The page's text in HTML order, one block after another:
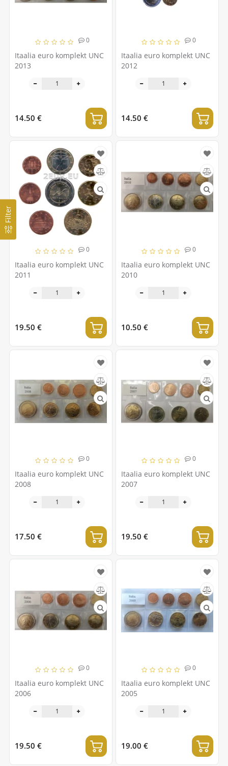
Filter
0
Itaalia euro komplekt UNC
2013
14.50 €
0
Itaalia euro komplekt UNC
2012
14.50 €
0
Itaalia euro komplekt UNC
2011
19.50 €
0
Itaalia euro komplekt UNC
2010
10.50 €
0
Itaalia euro komplekt UNC
2008
17.50 €
0
Itaalia euro komplekt UNC
2007
19.50 €
0
Itaalia euro komplekt UNC
2006
19.50 €
0
Itaalia euro komplekt UNC
2005
19.00 €